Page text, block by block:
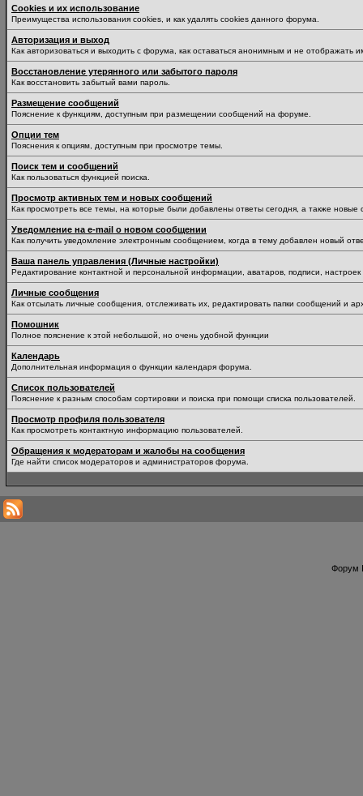
Cookies и их использование
Преимущества использования cookies, и как удалять cookies данного форума.
Авторизация и выход
Как авторизоваться и выходить с форума, как оставаться анонимным и не отображать
Восстановление утерянного или забытого пароля
Как восстановить забытый вами пароль.
Размещение сообщений
Пояснение к функциям, доступным при размещении сообщений на форуме.
Опции тем
Пояснения к опциям, доступным при просмотре темы.
Поиск тем и сообщений
Как пользоваться функцией поиска.
Просмотр активных тем и новых сообщений
Как просмотреть все темы, на которые были добавлены ответы сегодня, а также
Уведомление на е-mail о новом сообщении
Как получить уведомление электронным сообщением, когда в тему добавлен новый
Ваша панель управления (Личные настройки)
Редактирование контактной и персональной информации, аватаров, подписи,
Личные сообщения
Как отсылать личные сообщения, отслеживать их, редактировать папки сообщений и
Помошник
Полное пояснение к этой небольшой, но очень удобной функции
Календарь
Дополнительная информация о функции календаря форума.
Список пользователей
Пояснение к разным способам сортировки и поиска при помощи списка пользователей.
Просмотр профиля пользователя
Как просмотреть контактную информацию пользователей.
Обращения к модераторам и жалобы на сообщения
Где найти список модераторов и администраторов форума.
Форум